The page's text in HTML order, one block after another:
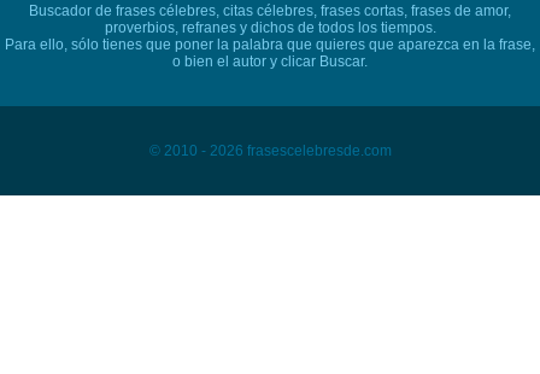
Buscador de frases célebres, citas célebres, frases cortas, frases de amor,
proverbios, refranes y dichos de todos los tiempos.
Para ello, sólo tienes que poner la palabra que quieres que aparezca en la frase,
o bien el autor y clicar Buscar.
© 2010 - 2026 frasescelebresde.com